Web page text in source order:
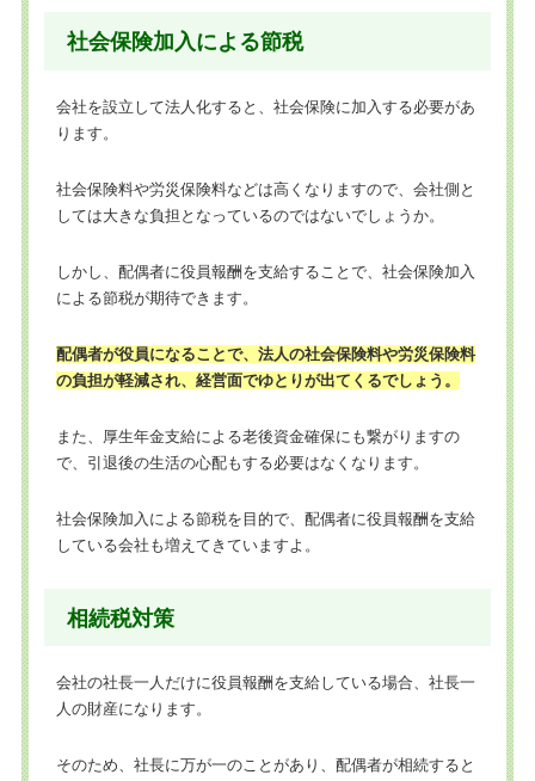
社会保険加入による節税
会社を設立して法人化すると、社会保険に加入する必要があ
ります。
社会保険料や労災保険料などは高くなりますので、会社側と
しては大きな負担となっているのではないでしょうか。
しかし、配偶者に役員報酬を支給することで、社会保険加入
による節税が期待できます。
配偶者が役員になることで、法人の社会保険料や労災保険料
の負担が軽減され、経営面でゆとりが出てくるでしょう。
また、厚生年金支給による老後資金確保にも繋がりますの
で、引退後の生活の心配もする必要はなくなります。
社会保険加入による節税を目的で、配偶者に役員報酬を支給
している会社も増えてきていますよ。
相続税対策
会社の社長一人だけに役員報酬を支給している場合、社長一
人の財産になります。
そのため、社長に万が一のことがあり、配偶者が相続すると